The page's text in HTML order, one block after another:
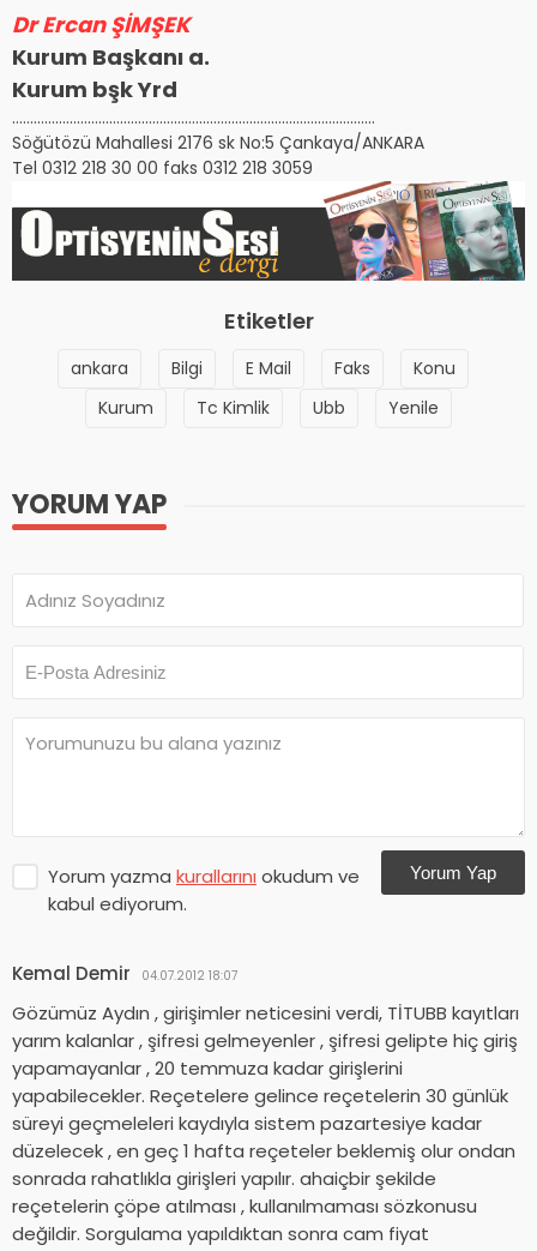
Dr Ercan ŞİMŞEK
Kurum Başkanı a.
Kurum bşk Yrd
………………………………………………………………………………………..
Söğütözü Mahallesi 2176 sk No:5 Çankaya/ANKARA
Tel 0312 218 30 00 faks 0312 218 3059
Etiketler
ankara Bilgi E Mail Faks
Konu
Kurum
Tc Kimlik Ubb Yenile
YORUM YAP
Yorum yazma kurallarını okudum ve
kabul ediyorum.
Yorum Yap
Kemal Demir 04.07.2012 18:07
Gözümüz Aydın , girişimler neticesini verdi, TİTUBB kayıtları
yarım kalanlar , şifresi gelmeyenler , şifresi gelipte hiç giriş
yapamayanlar , 20 temmuza kadar girişlerini
yapabilecekler. Reçetelere gelince reçetelerin 30 günlük
süreyi geçmeleleri kaydıyla sistem pazartesiye kadar
düzelecek , en geç 1 hafta reçeteler beklemiş olur ondan
sonrada rahatlıkla girişleri yapılır. ahaiçbir şekilde
reçetelerin çöpe atılması , kullanılmaması sözkonusu
değildir. Sorgulama yapıldıktan sonra cam fiyat